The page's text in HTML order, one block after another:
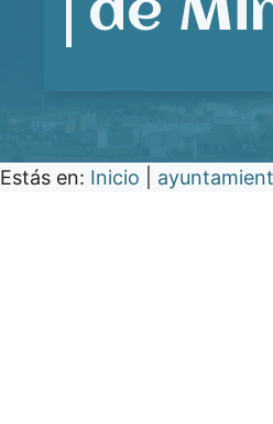
de
Estás en: Inicio